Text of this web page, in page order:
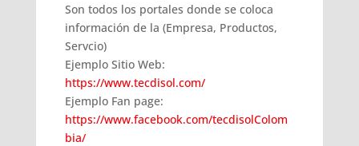
Son todos los portales donde se coloca
información de la (Empresa, Productos,
Servcio)
Ejemplo Sitio Web:
https://www.tecdisol.com/
Ejemplo Fan page:
https://www.facebook.com/tecdisolColom
bia/